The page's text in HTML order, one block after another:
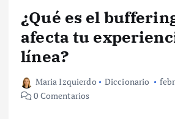
¿Qué es el
afecta tu
línea?
Maria Izquierdo Diccionario
0 Comentarios